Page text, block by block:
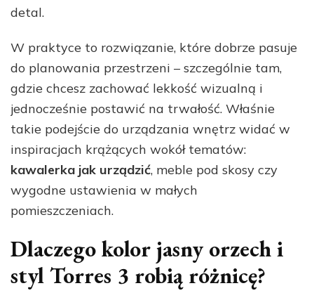
detal.
W praktyce to rozwiązanie, które dobrze pasuje
do planowania przestrzeni – szczególnie tam,
gdzie chcesz zachować lekkość wizualną i
jednocześnie postawić na trwałość. Właśnie
takie podejście do urządzania wnętrz widać w
inspiracjach krążących wokół tematów:
kawalerka jak urządzić, meble pod skosy czy
wygodne ustawienia w małych
pomieszczeniach.
Dlaczego kolor jasny orzech i
styl Torres 3 robią różnicę?